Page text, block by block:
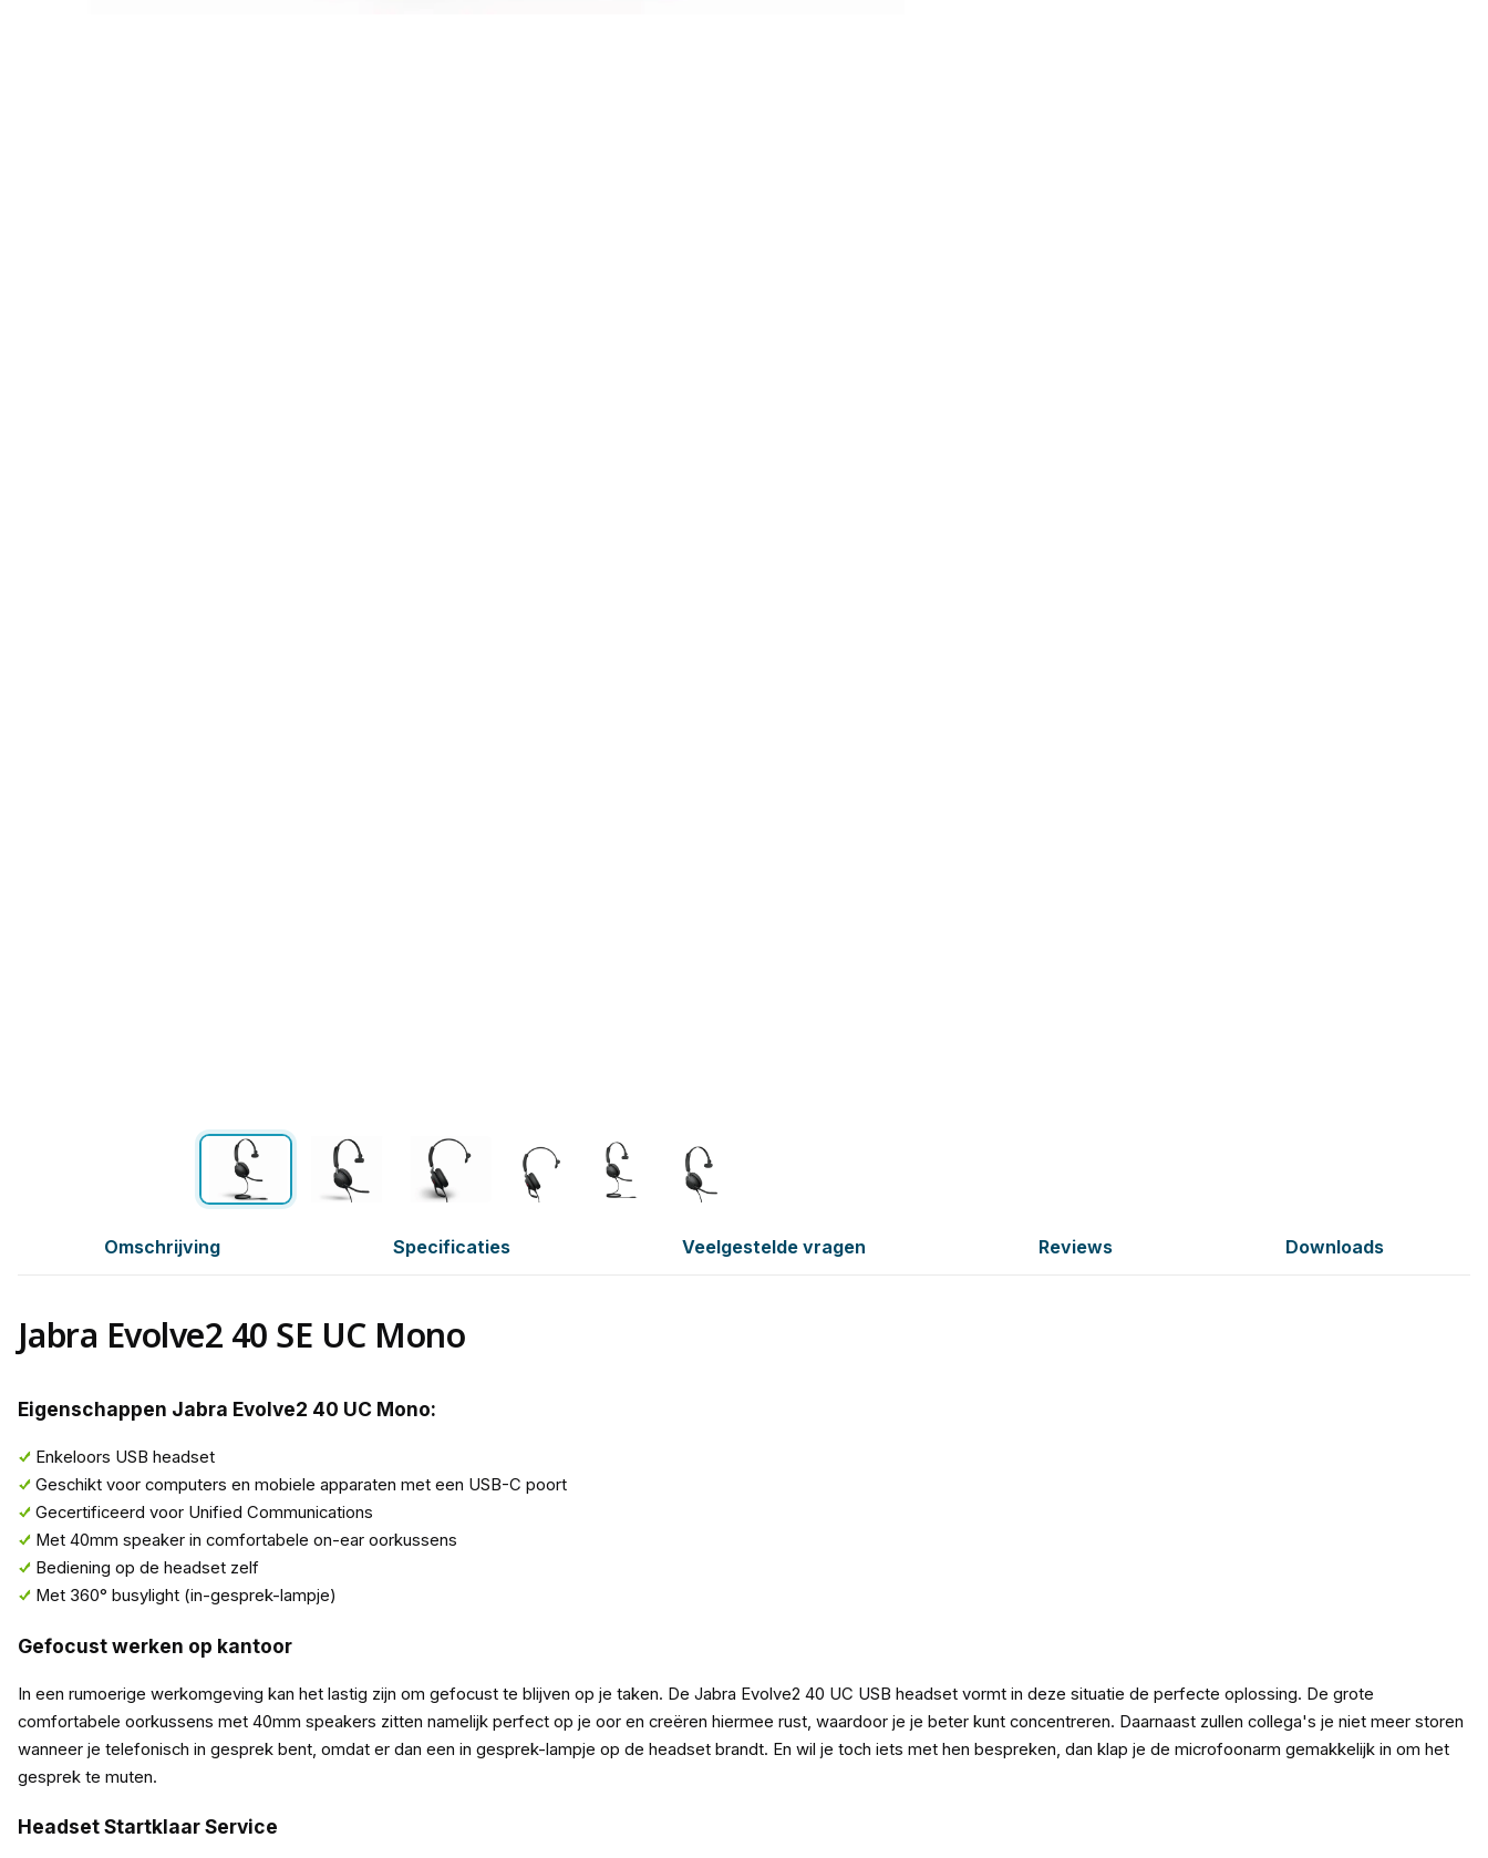
Omschrijving Specificaties Veelgestelde vragen Reviews Downloads
Jabra Evolve2 40 SE UC Mono
Eigenschappen Jabra Evolve2 40 UC Mono:
Enkeloors USB headset
Geschikt voor computers en mobiele apparaten met een USB-C poort
Gecertificeerd voor Unified Communications
Met 40mm speaker in comfortabele on-ear oorkussens
Bediening op de headset zelf
Met 360° busylight (in-gesprek-lampje)
Gefocust werken op kantoor
In een rumoerige werkomgeving kan het lastig zijn om gefocust te blijven op je taken. De Jabra Evolve2 40 UC USB headset vormt in deze situatie de perfecte oplossing. De grote
comfortabele oorkussens met 40mm speakers zitten namelijk perfect op je oor en creëren hiermee rust, waardoor je je beter kunt concentreren. Daarnaast zullen collega's je niet meer storen
wanneer je telefonisch in gesprek bent, omdat er dan een in gesprek-lampje op de headset brandt. En wil je toch iets met hen bespreken, dan klap je de microfoonarm gemakkelijk in om het
gesprek te muten.
Headset Startklaar Service